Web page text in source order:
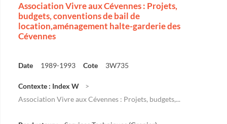
Association Vivre aux Cévennes : Projets,
budgets, conventions de bail de
location,aménagement halte-garderie des
Cévennes
Date 1989-1993 Cote 3W735
Contexte : Index W
Association Vivre aux Cévennes : Projets, budgets,...